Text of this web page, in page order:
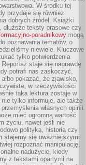
W środku tej
przydaje się również
dobrych źródeł. Książki
dłuższe teksty prasowe czy
poradnikowy mogą
poznawania tematów, o
niewiele. Kluczowe
tylko potwierdzenia
Reportaż staje się naprawdę
potrafi nas zaskoczyć,
pokazać, że zjawisko,
w rzeczywistości
taka lektura zostaje w
nie tylko informuje, ale także
własnych opinii.
mieć ogromną wartość
życiu, nawet jeśli nie
polityką, historią czy
stajemy się uważniejszymi
rozpoznać manipulację,
nadużycie, kiedy
z tekstami opartymi na